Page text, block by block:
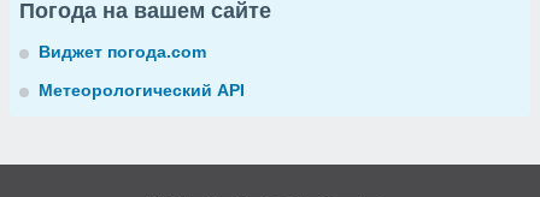
Погода на вашем сайте
Виджет погода.com
Метеорологический API